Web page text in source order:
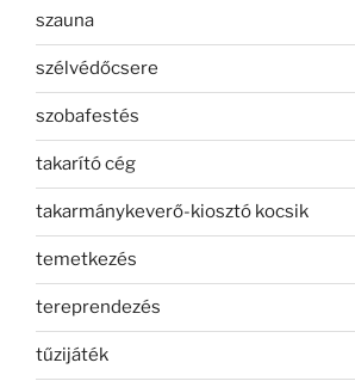
szauna
szélvédőcsere
szobafestés
takarító cég
takarmánykeverő-kiosztó kocsik
temetkezés
tereprendezés
tűzijáték